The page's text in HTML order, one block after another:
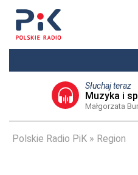
Słuchaj teraz
Muzyka i
Małgorzata
Polskie Radio PiK Region